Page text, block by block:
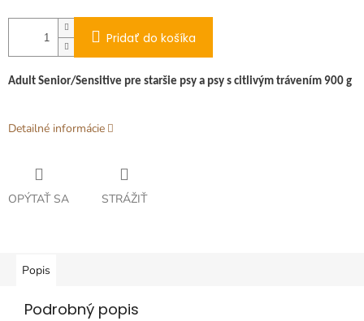
Pridať do košíka
Adult Senior/Sensitive pre staršie psy a psy s citlivým trávením 900 g
Detailné informácie
OPÝTAŤ SA STRÁŽIŤ
Popis
Podrobný popis